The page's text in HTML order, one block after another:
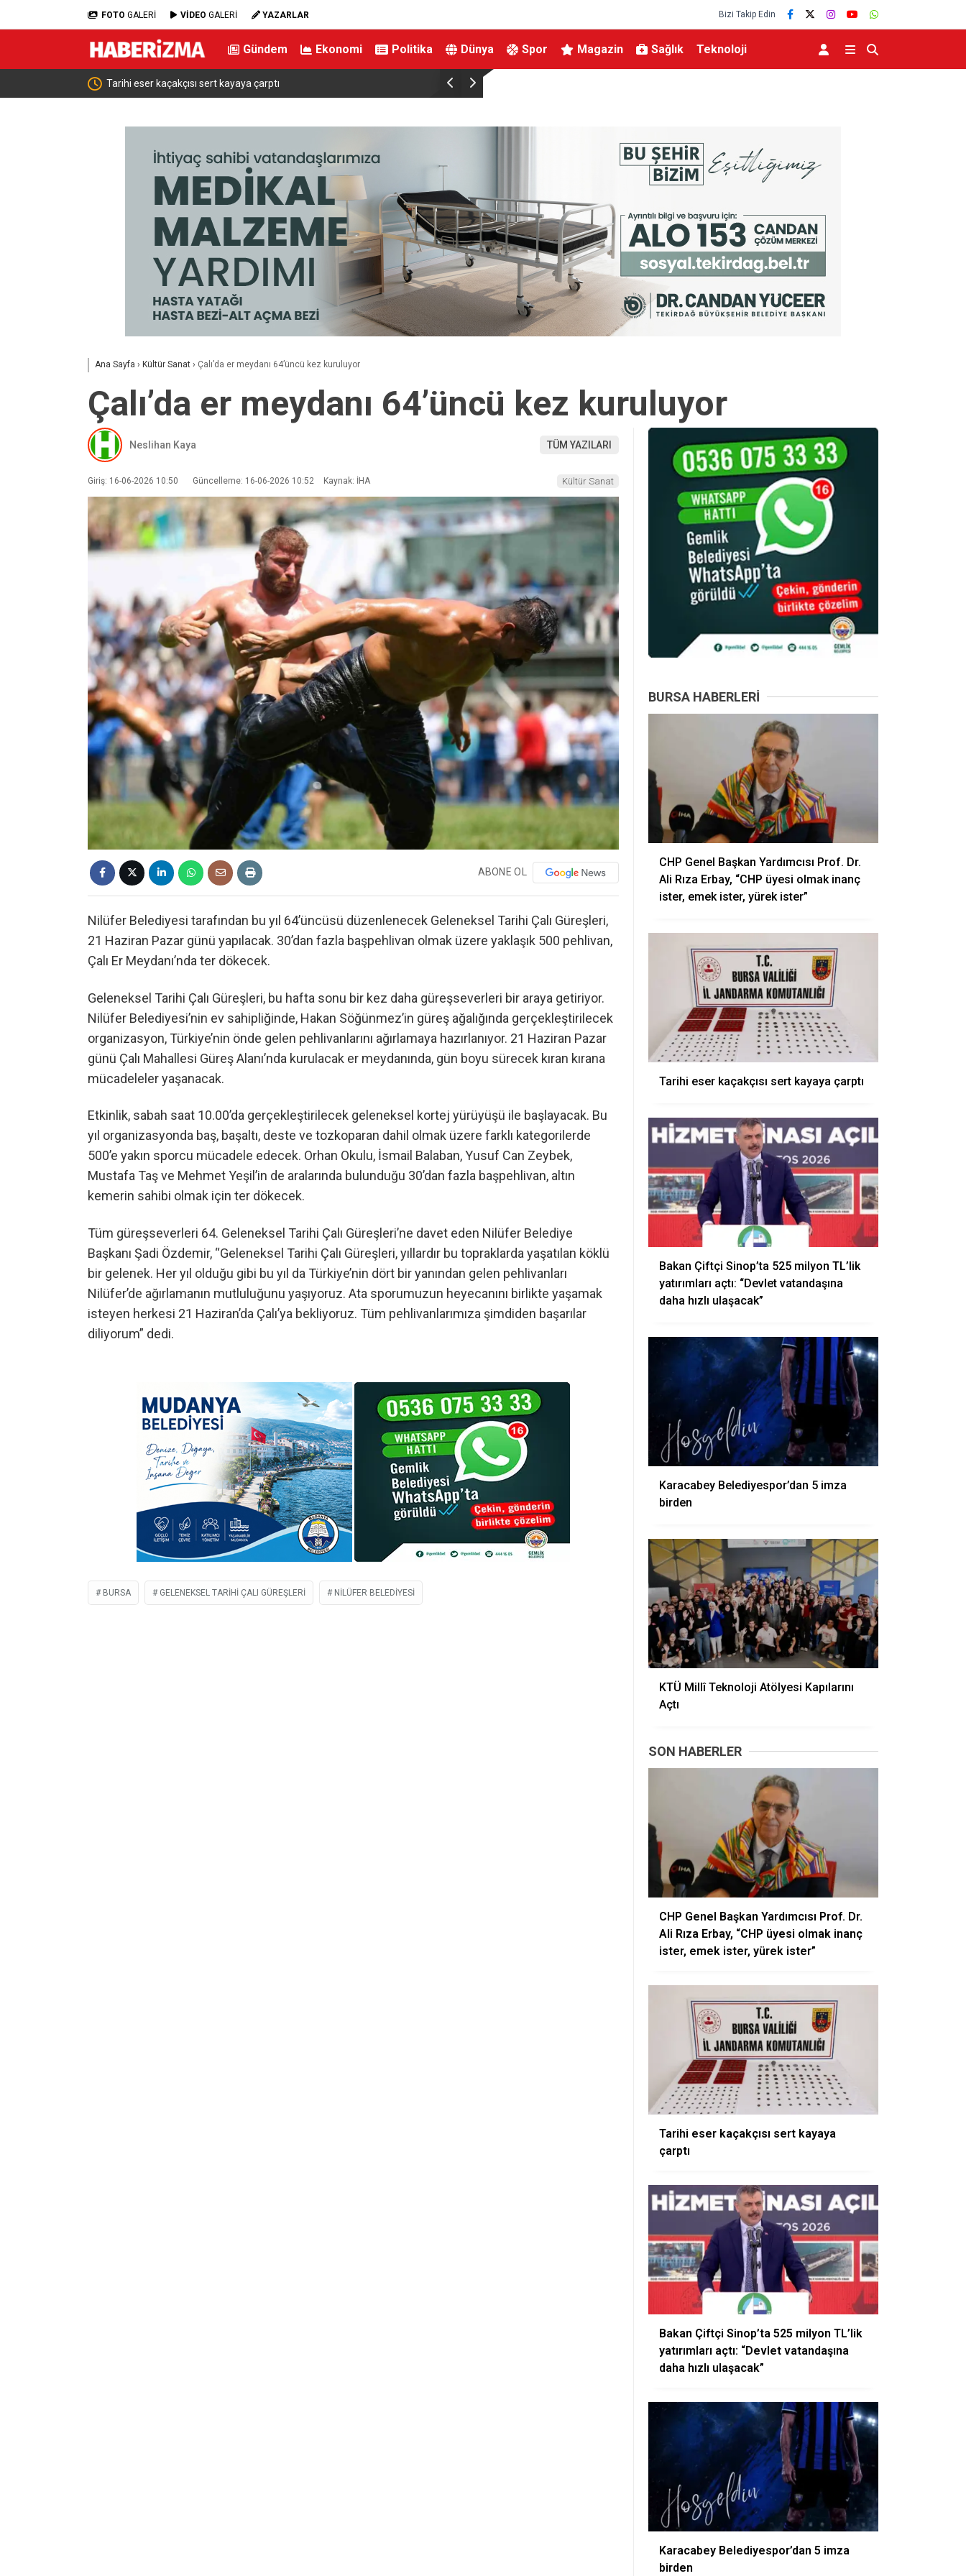
FOTO GALERİ VİDEO GALERİ YAZARLAR Bizi Takip Edin
Gündem Ekonomi Politika Dünya Spor Magazin Sağlık Teknoloji
“CHP üyesi olmak Tarihi eser kaçakçısı sert kayaya çarptı Bakan Çiftçi Sinop’ta 525 milyon TL’lik yatırımları açtı: “Devlet
Ana Sayfa › Kültür Sanat › Çalı’da er meydanı 64’üncü kez kuruluyor
Çalı’da er meydanı 64’üncü kez kuruluyor
Neslihan Kaya TÜM YAZILARI
Giriş: 16-06-2026 10:50 Güncelleme: 16-06-2026 10:52 Kaynak: İHA Kültür Sanat
ABONE OL
Nilüfer Belediyesi tarafından bu yıl 64’üncüsü düzenlenecek Geleneksel Tarihi Çalı Güreşleri,
21 Haziran Pazar günü yapılacak. 30’dan fazla başpehlivan olmak üzere yaklaşık 500 pehlivan,
Çalı Er Meydanı’nda ter dökecek.
Geleneksel Tarihi Çalı Güreşleri, bu hafta sonu bir kez daha güreşseverleri bir araya getiriyor.
Nilüfer Belediyesi’nin ev sahipliğinde, Hakan Söğünmez’in güreş ağalığında gerçekleştirilecek
organizasyon, Türkiye’nin önde gelen pehlivanlarını ağırlamaya hazırlanıyor. 21 Haziran Pazar
günü Çalı Mahallesi Güreş Alanı’nda kurulacak er meydanında, gün boyu sürecek kıran kırana
mücadeleler yaşanacak.
Etkinlik, sabah saat 10.00’da gerçekleştirilecek geleneksel kortej yürüyüşü ile başlayacak. Bu
yıl organizasyonda baş, başaltı, deste ve tozkoparan dahil olmak üzere farklı kategorilerde
500’e yakın sporcu mücadele edecek. Orhan Okulu, İsmail Balaban, Yusuf Can Zeybek,
Mustafa Taş ve Mehmet Yeşil’in de aralarında bulunduğu 30’dan fazla başpehlivan, altın
kemerin sahibi olmak için ter dökecek.
Tüm güreşseverleri 64. Geleneksel Tarihi Çalı Güreşleri’ne davet eden Nilüfer Belediye
Başkanı Şadi Özdemir, “Geleneksel Tarihi Çalı Güreşleri, yıllardır bu topraklarda yaşatılan köklü
bir gelenek. Her yıl olduğu gibi bu yıl da Türkiye’nin dört bir yanından gelen pehlivanları
Nilüfer’de ağırlamanın mutluluğunu yaşıyoruz. Ata sporumuzun heyecanını birlikte yaşamak
isteyen herkesi 21 Haziran’da Çalı’ya bekliyoruz. Tüm pehlivanlarımıza şimdiden başarılar
diliyorum” dedi.
BURSA GELENEKSEL TARIHI ÇALI GÜREŞLERI NILÜFER BELEDIYESI
BURSA HABERLERI
CHP Genel Başkan Yardımcısı Prof. Dr.
Ali Rıza Erbay, “CHP üyesi olmak inanç
ister, emek ister, yürek ister”
Tarihi eser kaçakçısı sert kayaya çarptı
Bakan Çiftçi Sinop’ta 525 milyon TL’lik
yatırımları açtı: “Devlet vatandaşına
daha hızlı ulaşacak”
Karacabey Belediyespor’dan 5 imza
birden
KTÜ Millî Teknoloji Atölyesi Kapılarını
Açtı
SON HABERLER
CHP Genel Başkan Yardımcısı Prof. Dr.
Ali Rıza Erbay, “CHP üyesi olmak inanç
ister, emek ister, yürek ister”
Tarihi eser kaçakçısı sert kayaya
çarptı
Bakan Çiftçi Sinop’ta 525 milyon TL’lik
yatırımları açtı: “Devlet vatandaşına
daha hızlı ulaşacak”
Karacabey Belediyespor’dan 5 imza
birden